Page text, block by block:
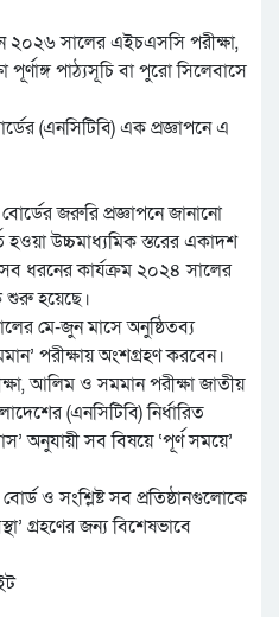
২০২৬ সালের এইচএসসি পরীক্ষা,
পাঠ্যসূচি বা পুরো সিলেবাসে
(এনসিটিবি) এক প্রজ্ঞাপনে এ
জরুরি প্রজ্ঞাপনে জানানো
হওয়া উচ্চমাধ্যমিক স্তরের একাদশ
সব ধরনের কার্যক্রম ২০২৪ সালের
শুরু হয়েছে।
মে-জুন মাসে অনুষ্ঠিতব্য
পরীক্ষায় অংশগ্রহণ করবেন।
আলিম ও সমমান পরীক্ষা জাতীয়
(এনসিটিবি) নির্ধারিত
অনুযায়ী সব বিষয়ে ‘পূর্ণ সময়ে’
ও সংশ্লিষ্ট সব প্রতিষ্ঠানগুলোকে
গ্রহণের জন্য বিশেষভাবে